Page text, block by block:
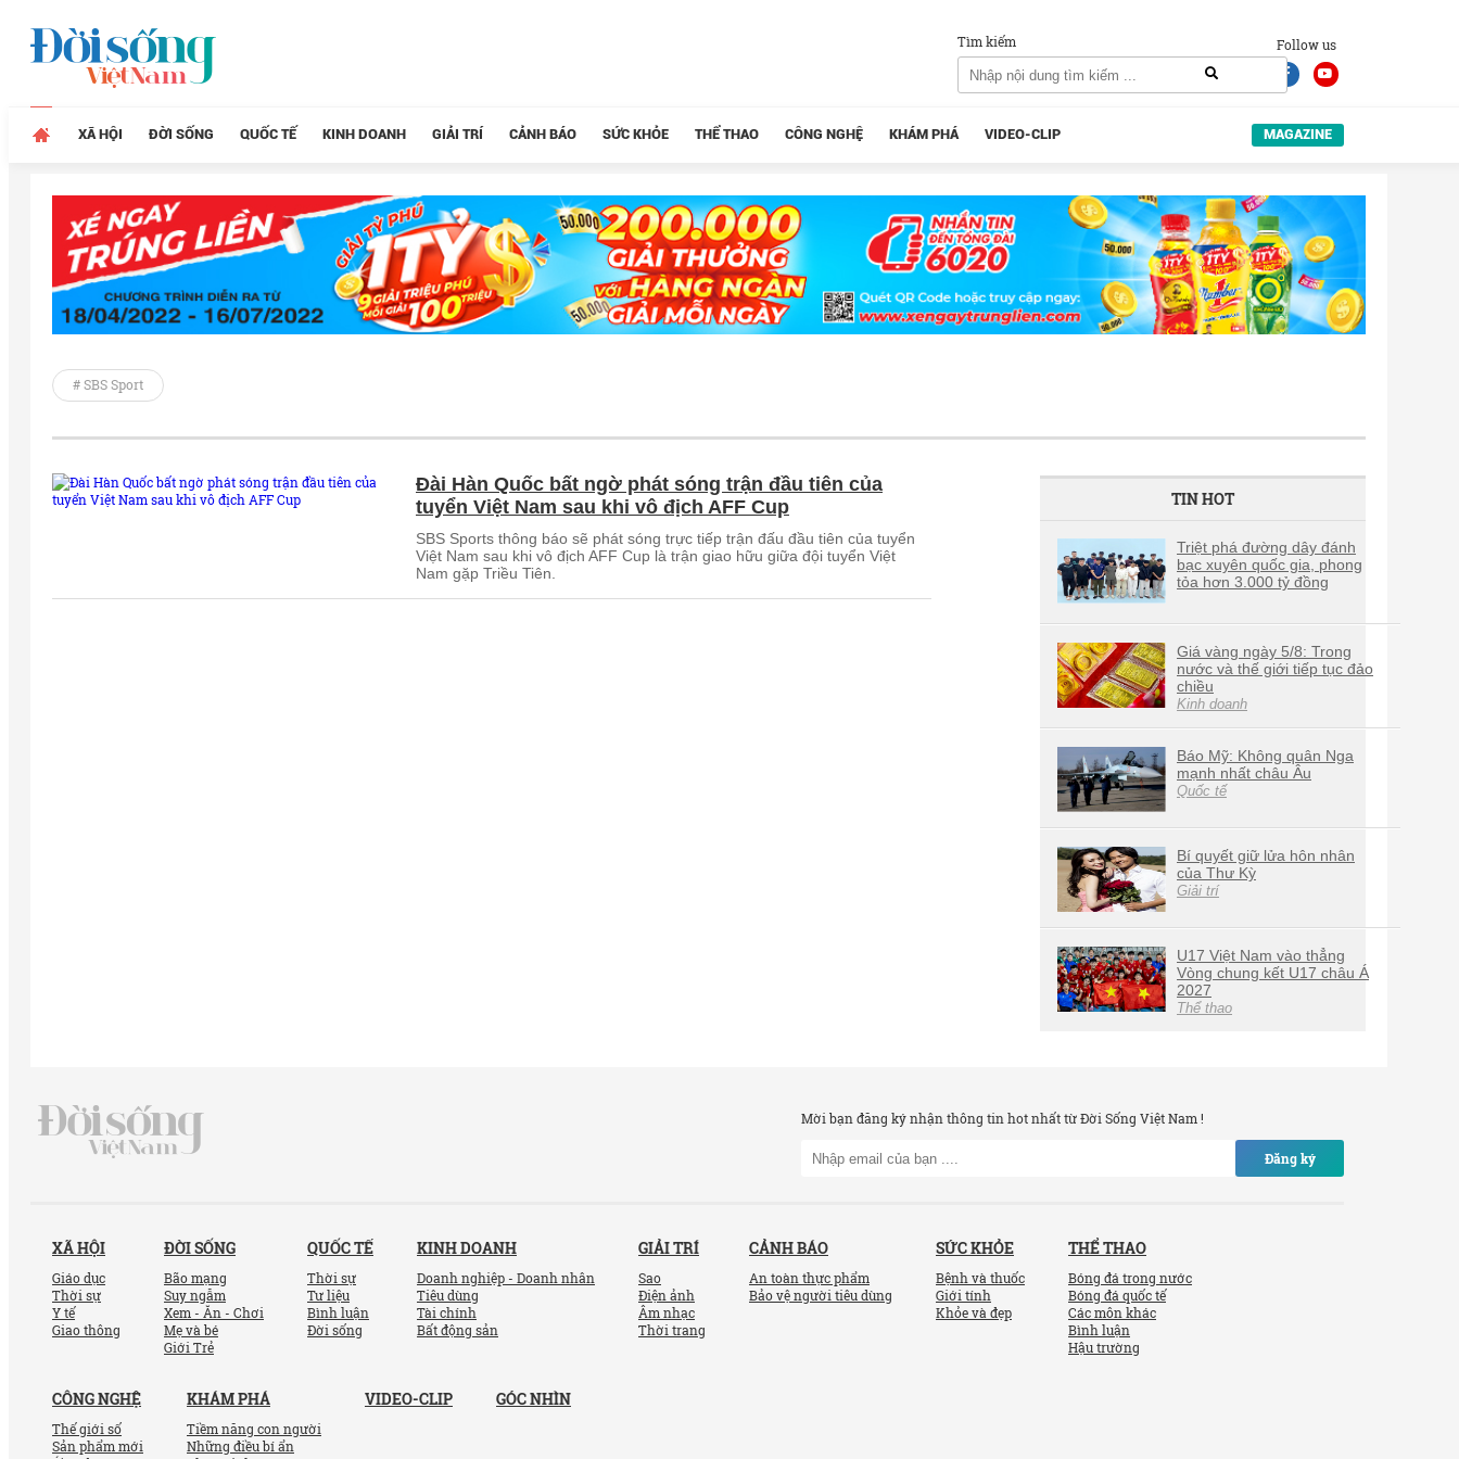
Follow us
Tìm kiếm
XÃ HỘI ĐỜI SỐNG QUỐC TẾ KINH DOANH GIẢI TRÍ CẢNH BÁO SỨC KHỎE THỂ THAO CÔNG NGHỆ KHÁM PHÁ VIDEO-CLIP MAGAZINE
# SBS Sport
Đài Hàn Quốc bất ngờ phát sóng trận đầu tiên của
tuyển Việt Nam sau khi vô địch AFF Cup
SBS Sports thông báo sẽ phát sóng trực tiếp trận đấu đầu tiên của tuyển
Việt Nam sau khi vô địch AFF Cup là trận giao hữu giữa đội tuyển Việt
Nam gặp Triều Tiên.
TIN HOT
Triệt phá đường dây đánh
bạc xuyên quốc gia, phong
tỏa hơn 3.000 tỷ đồng
Giá vàng ngày 5/8: Trong
nước và thế giới tiếp tục đảo
chiều
Kinh doanh
Báo Mỹ: Không quân Nga
mạnh nhất châu Âu
Quốc tế
Bí quyết giữ lửa hôn nhân
của Thư Kỳ
Giải trí
U17 Việt Nam vào thẳng
Vòng chung kết U17 châu Á
2027
Thể thao
Mời bạn đăng ký nhận thông tin hot nhất từ Đời Sống Việt Nam !
Đăng ký
XÃ HỘI
Giáo dục
Thời sự
Y tế
Giao thông
ĐỜI SỐNG
Bão mạng
Suy ngẫm
Xem - Ăn - Chơi
Mẹ và bé
Giới Trẻ
QUỐC TẾ
Thời sự
Tư liệu
Bình luận
Đời sống
KINH DOANH
Doanh nghiệp - Doanh nhân
Tiêu dùng
Tài chính
Bất động sản
GIẢI TRÍ
Sao
Điện ảnh
Âm nhạc
Thời trang
CẢNH BÁO
An toàn thực phẩm
Bảo vệ người tiêu dùng
SỨC KHỎE
Bệnh và thuốc
Giới tính
Khỏe và đẹp
THỂ THAO
Bóng đá trong nước
Bóng đá quốc tế
Các môn khác
Bình luận
Hậu trường
CÔNG NGHỆ
Thế giới số
Sản phẩm mới
KHÁM PHÁ
Tiềm năng con người
Những điều bí ẩn
VIDEO-CLIP GÓC NHÌN